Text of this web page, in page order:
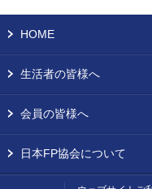
HOME
生活者の皆様へ
会員の皆様へ
日本FP協会について